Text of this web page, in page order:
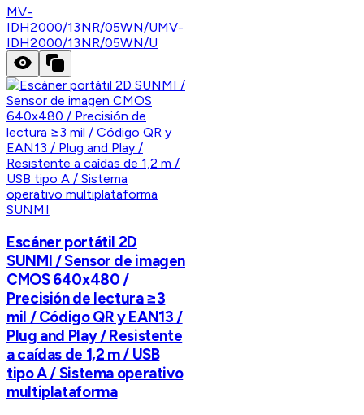
MV-
IDH2000/13NR/05WN/UMV-
IDH2000/13NR/05WN/U
SUNMI
Escáner portátil 2D
SUNMI / Sensor de imagen
CMOS 640x480 /
Precisión de lectura ≥3
mil / Código QR y EAN13 /
Plug and Play / Resistente
a caídas de 1,2 m / USB
tipo A / Sistema operativo
multiplataforma